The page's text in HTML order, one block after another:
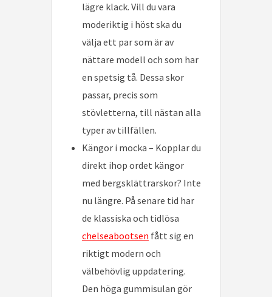
lägre klack. Vill du vara
moderiktig i höst ska du
välja ett par som är av
nättare modell och som har
en spetsig tå. Dessa skor
passar, precis som
stövletterna, till nästan alla
typer av tillfällen.
Kängor i mocka – Kopplar du
direkt ihop ordet kängor
med bergsklättrarskor? Inte
nu längre. På senare tid har
de klassiska och tidlösa
chelseabootsen fått sig en
riktigt modern och
välbehövlig uppdatering.
Den höga gummisulan gör